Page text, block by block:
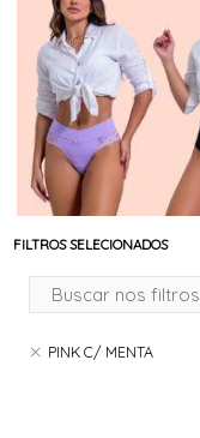
FILTROS SELECIONADOS
PINK C/ MENTA